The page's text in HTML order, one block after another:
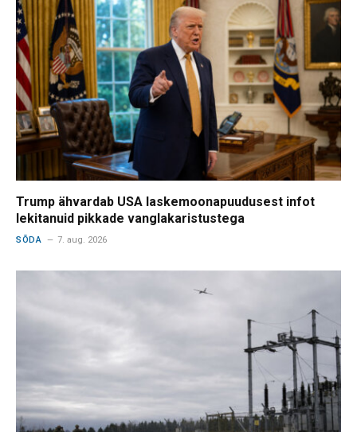
Trump ähvardab USA laskemoonapuudusest infot
lekitanuid pikkade vanglakaristustega
SÕDA 7. aug. 2026